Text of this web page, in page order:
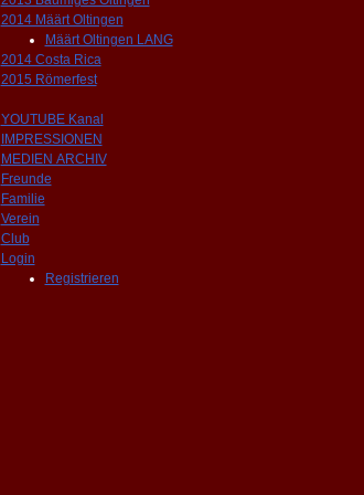
2014 Määrt Oltingen
Määrt Oltingen LANG
2014 Costa Rica
2015 Römerfest
YOUTUBE Kanal
IMPRESSIONEN
MEDIEN ARCHIV
Freunde
Familie
Verein
Club
Login
Registrieren